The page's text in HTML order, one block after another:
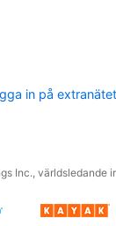
in på extranätet
Inc., världsledande